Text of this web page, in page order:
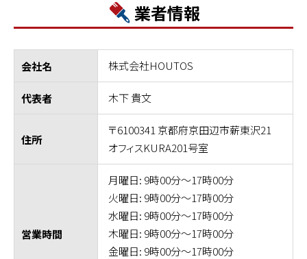
業者情報
会社名 株式会社HOUTOS
代表者 木下 貴文
住所
〒6100341 京都府京田辺市薪東沢21
オフィスKURA201号室
営業時間
月曜日: 9時00分～17時00分
火曜日: 9時00分～17時00分
水曜日: 9時00分～17時00分
木曜日: 9時00分～17時00分
金曜日: 9時00分～17時00分